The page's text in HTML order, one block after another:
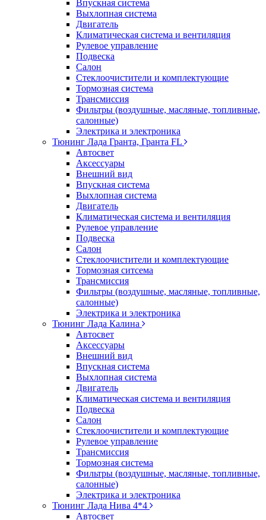
Впускная система
Выхлопная система
Двигатель
Климатическая система и вентиляция
Рулевое управление
Подвеска
Салон
Стеклоочистители и комплектующие
Тормозная система
Трансмиссия
Фильтры (воздушные, масляные, топливные,
салонные)
Электрика и электроника
Тюнинг Лада Гранта, Гранта FL
Автосвет
Аксессуары
Внешний вид
Впускная система
Выхлопная система
Двигатель
Климатическая система и вентиляция
Рулевое управление
Подвеска
Салон
Стеклоочистители и комплектующие
Тормозная ситсема
Трансмиссия
Фильтры (воздушные, масляные, топливные,
салонные)
Электрика и электроника
Тюнинг Лада Калина
Автосвет
Аксессуары
Внешний вид
Впускная система
Выхлопная система
Двигатель
Климатическая система и вентиляция
Подвеска
Салон
Стеклоочистители и комплектующие
Рулевое управление
Трансмиссия
Тормозная система
Фильтры (воздушные, масляные, топливные,
салонные)
Электрика и электроника
Тюнинг Лада Нива 4*4
Автосвет